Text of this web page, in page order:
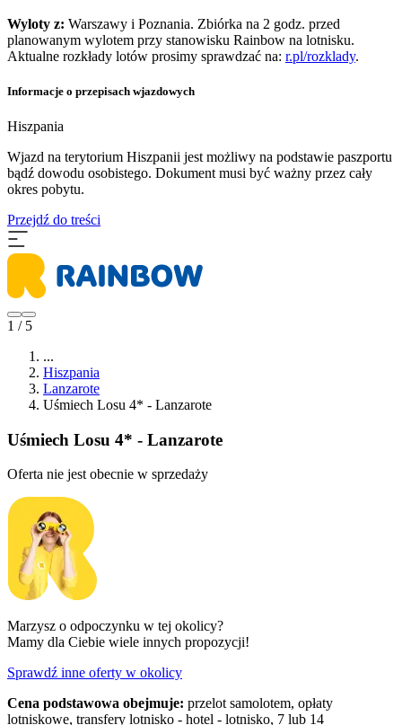
Wyloty z: Warszawy i Poznania. Zbiórka na 2 godz. przed
planowanym wylotem przy stanowisku Rainbow na lotnisku.
Aktualne rozkłady lotów prosimy sprawdzać na: r.pl/rozklady.
Informacje o przepisach wjazdowych
Hiszpania
​Wjazd na terytorium Hiszpanii jest możliwy na podstawie paszportu
bądź dowodu osobistego. Dokument musi być ważny przez cały
okres pobytu.
Przejdź do treści
1 / 5
...
Hiszpania
Lanzarote
Uśmiech Losu 4* - Lanzarote
Uśmiech Losu 4* - Lanzarote
Oferta nie jest obecnie w sprzedaży
Marzysz o odpoczynku w tej okolicy?
Mamy dla Ciebie wiele innych propozycji!
Sprawdź inne oferty w okolicy
Cena podstawowa obejmuje: przelot samolotem, opłaty
lotniskowe, transfery lotnisko - hotel - lotnisko, 7 lub 14